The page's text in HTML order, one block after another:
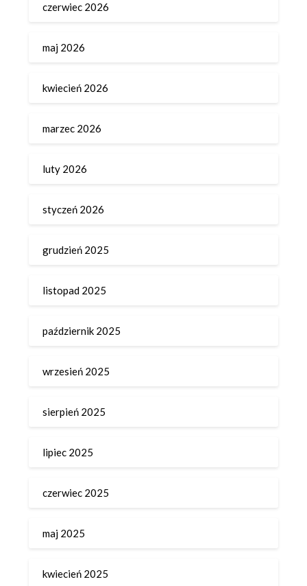
czerwiec 2026
maj 2026
kwiecień 2026
marzec 2026
luty 2026
styczeń 2026
grudzień 2025
listopad 2025
październik 2025
wrzesień 2025
sierpień 2025
lipiec 2025
czerwiec 2025
maj 2025
kwiecień 2025